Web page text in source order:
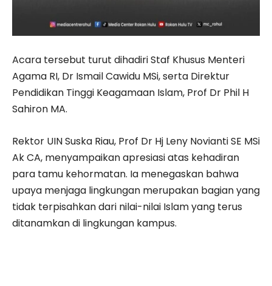
Acara tersebut turut dihadiri Staf Khusus Menteri
Agama RI, Dr Ismail Cawidu MSi, serta Direktur
Pendidikan Tinggi Keagamaan Islam, Prof Dr Phil H
Sahiron MA.
Rektor UIN Suska Riau, Prof Dr Hj Leny Novianti SE MSi
Ak CA, menyampaikan apresiasi atas kehadiran
para tamu kehormatan. Ia menegaskan bahwa
upaya menjaga lingkungan merupakan bagian yang
tidak terpisahkan dari nilai-nilai Islam yang terus
ditanamkan di lingkungan kampus.